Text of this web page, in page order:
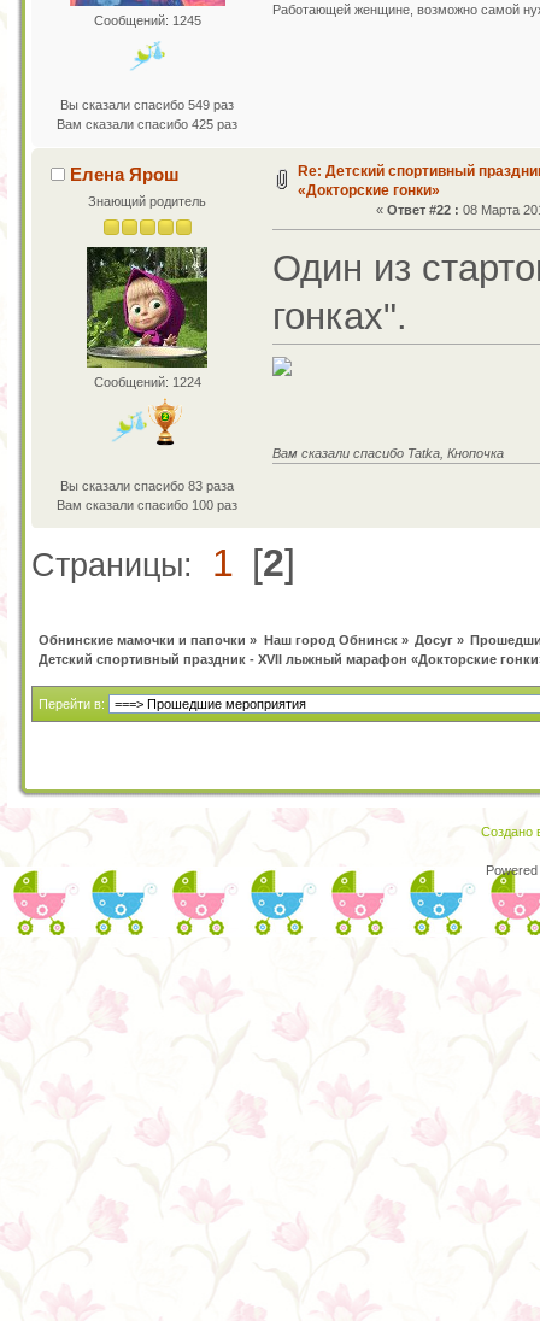
Сообщений: 1245
Вы сказали спасибо 549 раз
Вам сказали спасибо 425 раз
Работающей женщине, возможно самой
Елена Ярош
Знающий родитель
Сообщений: 1224
Вы сказали спасибо 83 раза
Вам сказали спасибо 100 раз
Re: Детский спортивный
«Докторские гонки»
« Ответ #22 : 08 Марта
Один из
гонках".
Вам сказали спасибо Tatka, Кнопочка
Страницы: 1 [2]
Обнинские мамочки и папочки » Наш город Обнинск» Досуг»
Детский спортивный праздник - XVII лыжный марафон «Докторские
Перейти в:
Создано